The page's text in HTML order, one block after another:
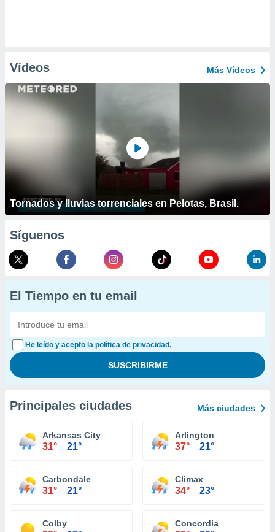
Vídeos Más Vídeos
Tornados y lluvias torrenciales en Pelotas, Brasil.
Síguenos
El Tiempo en tu email
He leído y acepto la política de privacidad.
Principales ciudades Más ciudades
Arkansas City
31° 21°
Arlington
37° 21°
Carbondale
31° 21°
Climax
34° 23°
Colby Concordia